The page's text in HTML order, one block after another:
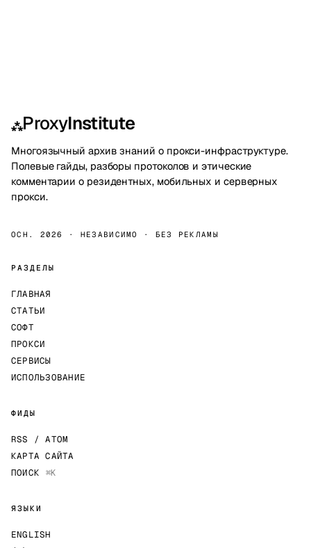
⁂ProxyInstitute
Многоязычный архив знаний о прокси-инфраструктуре.
Полевые гайды, разборы протоколов и этические
комментарии о резидентных, мобильных и серверных
прокси.
ОСН. 2026 · НЕЗАВИСИМО · БЕЗ РЕКЛАМЫ
РАЗДЕЛЫ
ГЛАВНАЯ
СТАТЬИ
СОФТ
ПРОКСИ
СЕРВИСЫ
ИСПОЛЬЗОВАНИЕ
ФИДЫ
RSS / ATOM
КАРТА САЙТА
ПОИСК ⌘K
ЯЗЫКИ
ENGLISH